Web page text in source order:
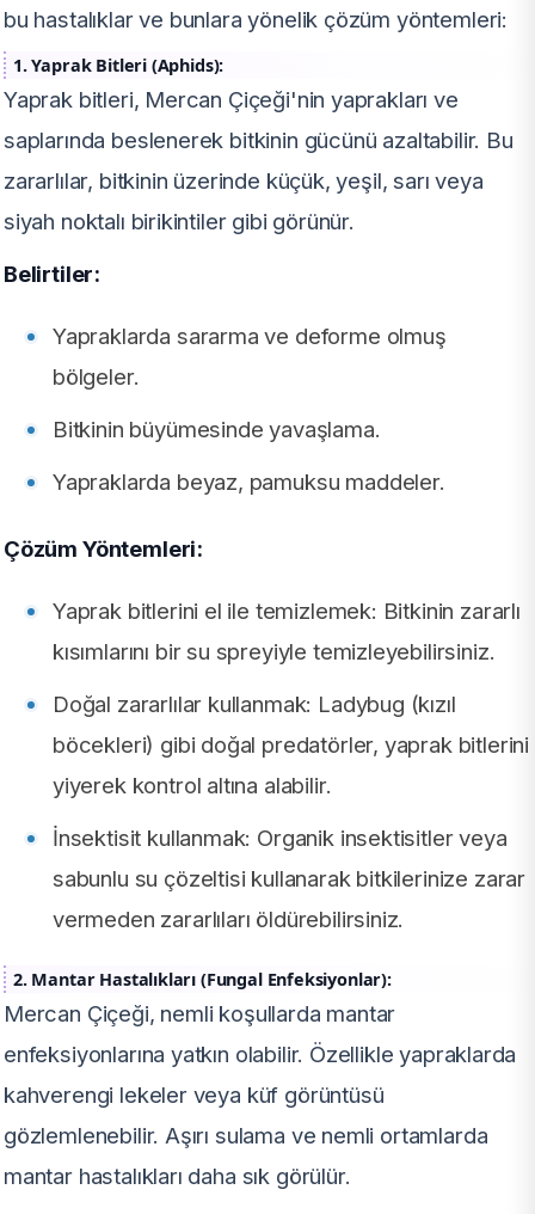
bu hastalıklar ve bunlara yönelik çözüm yöntemleri:
1. Yaprak Bitleri (Aphids):
Yaprak bitleri, Mercan Çiçeği'nin yaprakları ve
saplarında beslenerek bitkinin gücünü azaltabilir. Bu
zararlılar, bitkinin üzerinde küçük, yeşil, sarı veya
siyah noktalı birikintiler gibi görünür.
Belirtiler:
Yapraklarda sararma ve deforme olmuş
bölgeler.
Bitkinin büyümesinde yavaşlama.
Yapraklarda beyaz, pamuksu maddeler.
Çözüm Yöntemleri:
Yaprak bitlerini el ile temizlemek: Bitkinin zararlı
kısımlarını bir su spreyiyle temizleyebilirsiniz.
Doğal zararlılar kullanmak: Ladybug (kızıl
böcekleri) gibi doğal predatörler, yaprak bitlerini
yiyerek kontrol altına alabilir.
İnsektisit kullanmak: Organik insektisitler veya
sabunlu su çözeltisi kullanarak bitkilerinize zarar
vermeden zararlıları öldürebilirsiniz.
2. Mantar Hastalıkları (Fungal Enfeksiyonlar):
Mercan Çiçeği, nemli koşullarda mantar
enfeksiyonlarına yatkın olabilir. Özellikle yapraklarda
kahverengi lekeler veya küf görüntüsü
gözlemlenebilir. Aşırı sulama ve nemli ortamlarda
mantar hastalıkları daha sık görülür.